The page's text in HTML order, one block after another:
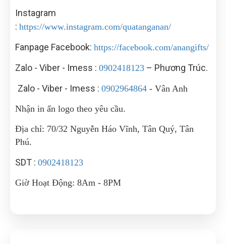
Instagram
: https://www.instagram.com/quatanganan/
Fanpage Facebook: https://facebook.com/anangifts/
Zalo - Viber - Imess : 0902418123 – Phương Trúc.
Zalo - Viber - Imess : 0902964864 - Vân Anh
Nhận in ấn logo theo yêu cầu.
Địa chỉ: 70/32 Nguyễn Háo Vĩnh, Tân Quý, Tân
Phú.
SDT : 0902418123
Giờ Hoạt Động: 8Am - 8PM